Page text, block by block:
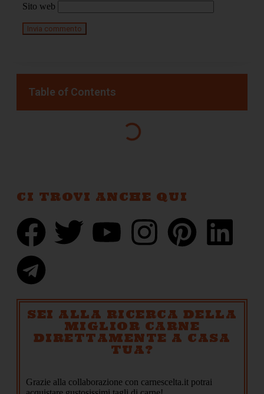
Sito web
Table of Contents
CI TROVI ANCHE QUI
SEI ALLA RICERCA DELLA
MIGLIOR CARNE
DIRETTAMENTE A CASA
TUA?
Grazie alla collaborazione con carnescelta.it potrai